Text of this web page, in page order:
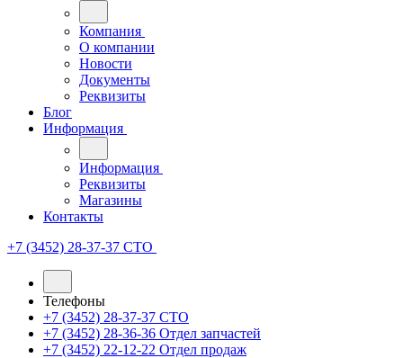
Компания
О компании
Новости
Документы
Реквизиты
Блог
Информация
Информация
Реквизиты
Магазины
Контакты
+7 (3452) 28-37-37 СТО
Телефоны
+7 (3452) 28-37-37 СТО
+7 (3452) 28-36-36 Отдел запчастей
+7 (3452) 22-12-22 Отдел продаж